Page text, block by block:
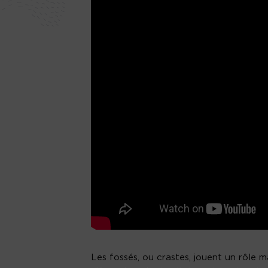
Les fossés, ou crastes, jouent un rôle